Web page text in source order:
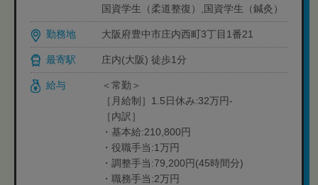
国資学生（柔道整復）,国資学生（鍼灸）
勤務地 大阪府豊中市庄内西町3丁目1番21
最寄駅 庄内(大阪) 徒歩1分
給与
＜常勤＞
［月給制］1.5日休み:32万円-
［内訳］
・基本給:210,800円
・役職手当:1万円
・調整手当:79,200円(45時間分)
・職務手当:2万円